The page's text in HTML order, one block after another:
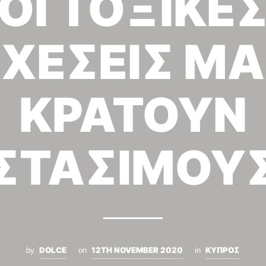
ΚΡΑΤΟΥΝ
by DOLCE on 12TH NOVEMBER 2020 in ΚΥΠΡΟΣ